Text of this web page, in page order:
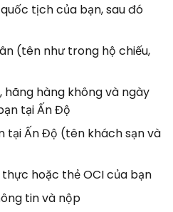
tịch của bạn, sau đó
(tên như trong hộ chiếu,
hãng hàng không và ngày
tại Ấn Độ
tại Ấn Độ (tên khách sạn và
hoặc thẻ OCI của bạn
tin và nộp